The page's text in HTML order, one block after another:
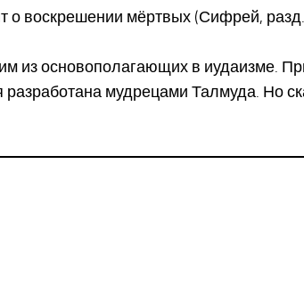
о воскрешении мёртвых (Сифрей,
из основополагающих в иудаизме.
мудрецами Талмуда. Но